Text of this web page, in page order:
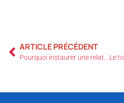
ARTICLE PRÉCÉDENT